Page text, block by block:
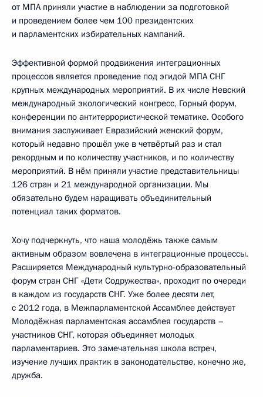
от МПА приняли участие в наблюдении за подготовкой
и проведением более чем 100 президентских
и парламентских избирательных кампаний.
Эффективной формой продвижения интеграционных
процессов является проведение под эгидой МПА СНГ
крупных международных мероприятий. В их числе Невский
международный экологический конгресс, Горный форум,
конференции по антитеррористической тематике. Особого
внимания заслуживает Евразийский женский форум,
который недавно прошёл уже в четвёртый раз и стал
рекордным и по количеству участников, и по количеству
мероприятий. В нём приняли участие представительницы
126 стран и 21 международной организации. Мы
обязательно будем наращивать объединительный
потенциал таких форматов.
Хочу подчеркнуть, что наша молодёжь также самым
активным образом вовлечена в интеграционные процессы.
Расширяется Международный культурно-образовательный
форум стран СНГ «Дети Содружества», проходит по очереди
в каждом из государств СНГ. Уже более десяти лет,
с 2012 года, в Межпарламентской Ассамблее действует
Молодёжная парламентская ассамблея государств –
участников СНГ, которая объединяет молодых
парламентариев. Это замечательная школа встреч,
изучение лучших практик в законодательстве, конечно же,
дружба.